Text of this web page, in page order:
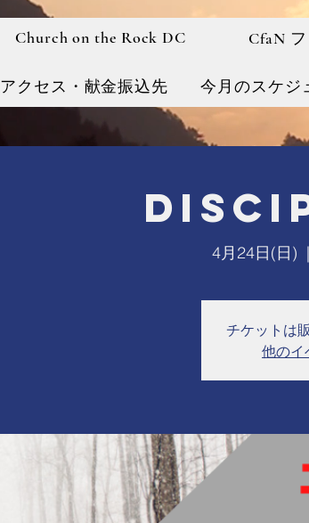
Church on the Rock DC CfaN
アクセス・献金振込先 今月のスケジ
4月24日(日)
  |
チケットは
他のイ